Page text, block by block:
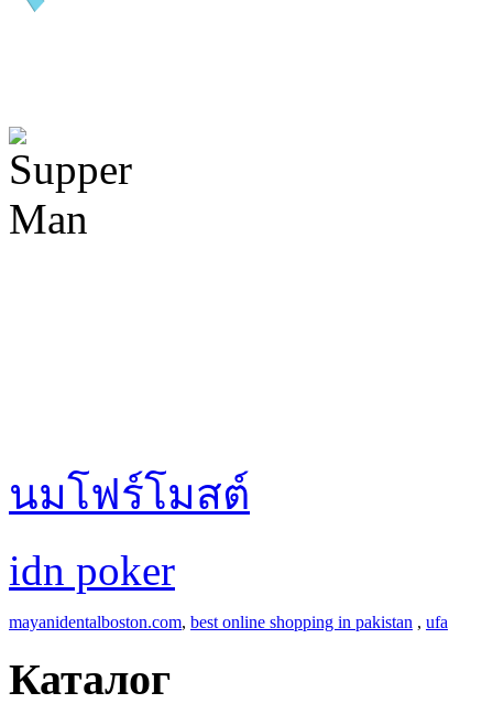
นมโฟร์โมสต์
idn poker
mayanidentalboston.com, best online shopping in pakistan , ufa
Каталог